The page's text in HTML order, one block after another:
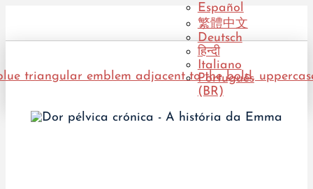
Español
繁體中文
Deutsch
हिन्दी
Italiano
Português
(BR)